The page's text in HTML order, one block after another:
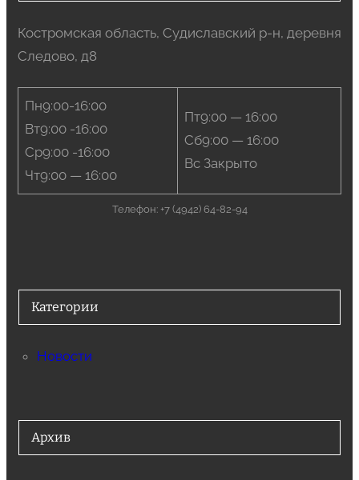
Костромская область, Судиславский р-н, деревня
Следово, д8
Пн9:00-16:00
Вт9:00 -16:00
Ср9:00 -16:00
Чт9:00 — 16:00
Пт9:00 — 16:00
Сб9:00 — 16:00
Вс Закрыто
Телефон: +7 (4942) 64-82-94
Категории
Новости
Архив